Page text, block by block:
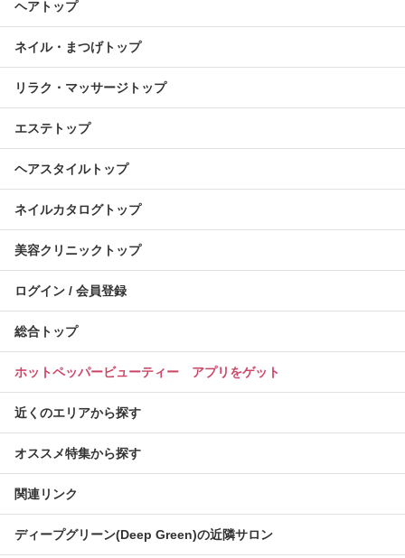
ヘアトップ
ネイル・まつげトップ
リラク・マッサージトップ
エステトップ
ヘアスタイルトップ
ネイルカタログトップ
美容クリニックトップ
ログイン / 会員登録
総合トップ
ホットペッパービューティー アプリをゲット
近くのエリアから探す
オススメ特集から探す
関連リンク
ディープグリーン(Deep Green)の近隣サロン